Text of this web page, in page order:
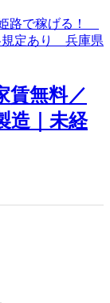
賃無料／
造｜未経